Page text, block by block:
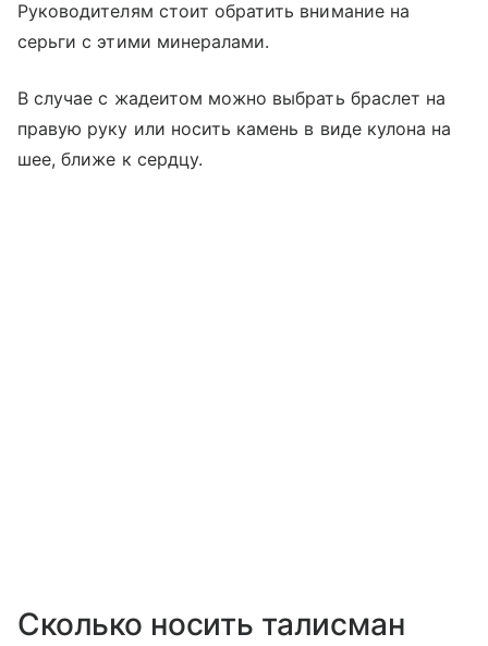
Руководителям стоит обратить внимание на
серьги с этими минералами.
В случае с жадеитом можно выбрать браслет на
правую руку или носить камень в виде кулона на
шее, ближе к сердцу.
Сколько носить талисман